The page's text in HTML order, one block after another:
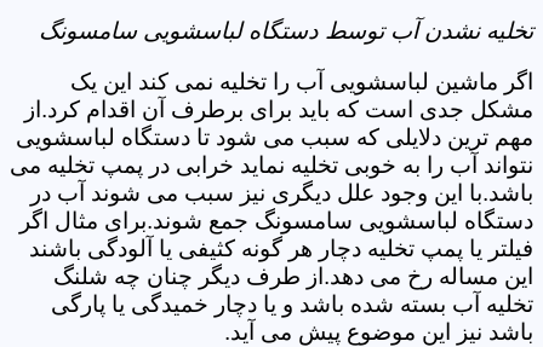
تخلیه نشدن آب توسط دستگاه لباسشویی سامسونگ
اگر ماشین لباسشویی آب را تخلیه نمی کند این یک
مشکل جدی است که باید برای برطرف آن اقدام کرد.از
مهم ترین دلایلی که سبب می شود تا دستگاه لباسشویی
نتواند آب را به خوبی تخلیه نماید خرابی در پمپ تخلیه می
باشد.با این وجود علل دیگری نیز سبب می شوند آب در
دستگاه لباسشویی سامسونگ جمع شوند.برای مثال اگر
فیلتر یا پمپ تخلیه دچار هر گونه کثیفی یا آلودگی باشند
این مساله رخ می دهد.از طرف دیگر چنان چه شلنگ
تخلیه آب بسته شده باشد و یا دچار خمیدگی یا پارگی
باشد نیز این موضوع پیش می آید.